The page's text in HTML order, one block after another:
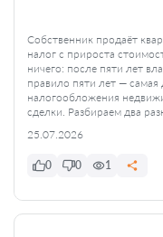
Собственник продаёт
налог с прироста
ничего: после пяти лет
правило пяти лет — самая
налогообложения
сделки. Разбираем два
25.07.2026
0 0 1